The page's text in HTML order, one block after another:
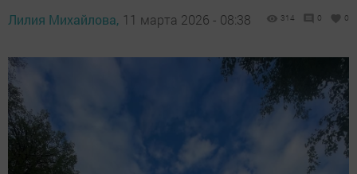
Лилия Михайлова, 11 марта 2026 - 08:38 314 0 0